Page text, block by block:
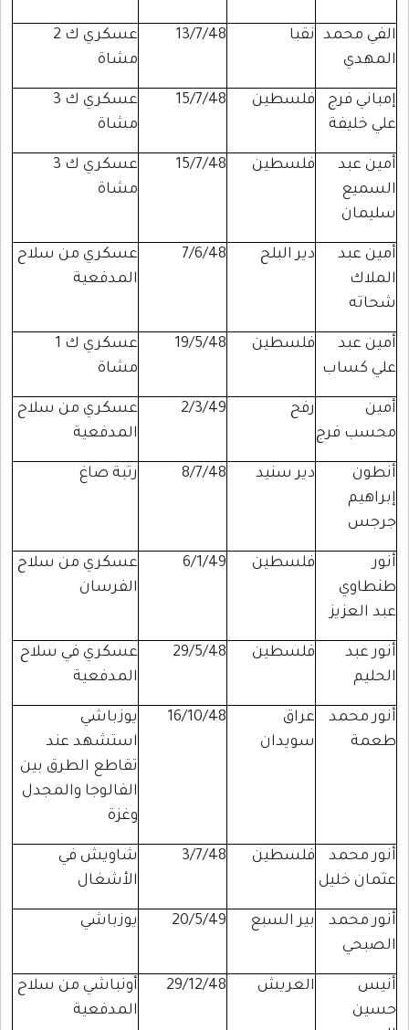
الفي محمد
المهدي
نقبا 13/7/48
عسكري ك 2
مشاة
إمباني فرج
علي خليفة
فلسطين 15/7/48
عسكري ك 3
مشاة
أمين عبد
السميع
سليمان
فلسطين 15/7/48
عسكري ك 3
مشاة
أمين عبد
الملاك
شحاته
دير البلح 7/6/48
عسكري من سلاح
المدفعية
أمين عبد
علي كساب
فلسطين 19/5/48
عسكري ك 1
مشاة
أمين
محسب فرج
رفح 2/3/49
عسكري من سلاح
المدفعية
أنطون
إبراهيم
جرجس
دير سنيد 8/7/48 رتبة صاغ
أنور
طنطاوي
عبد العزيز
فلسطين 6/1/49
عسكري من سلاح
الفرسان
أنور عبد
الحليم
فلسطين 29/5/48
عسكري في سلاح
المدفعية
أنور محمد
طعمة
عراق
سويدان
16/10/48
يوزباشي
استشهد عند
تقاطع الطرق بين
الفالوجا والمجدل
وغزة
أنور محمد
عثمان خليل
فلسطين 3/7/48
شاويش في
الأشغال
أنور محمد
الصبحي
بير السبع 20/5/49 يوزباشي
أنيس
حسين
العريش 29/12/48
أونباشي من سلاح
المدفعية